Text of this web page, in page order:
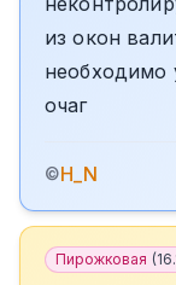
из окон
необходимо
очаг
©H_N
Пирожковая (